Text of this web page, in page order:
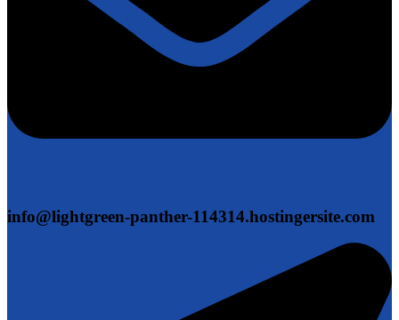
info@lightgreen-panther-114314.hostingersite.com